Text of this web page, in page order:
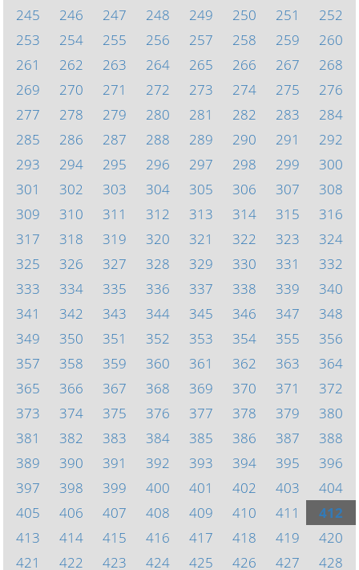
245
246 247 248 249 250 251
252
253
254 255 256 257 258 259
260
261
262 263 264 265 266 267
268
269
270 271 272 273 274 275
276
277
278 279 280 281 282 283
284
285
286 287 288 289 290 291
292
293
294 295 296 297 298 299
300
301
302 303 304 305 306 307
308
309
310 311 312 313 314 315
316
317
318 319 320 321 322 323
324
325
326 327 328 329 330 331
332
333
334 335 336 337 338 339
340
341
342 343 344 345 346 347
348
349
350 351 352 353 354 355
356
357
358 359 360 361 362 363
364
365
366 367 368 369 370 371
372
373
374 375 376 377 378 379
380
381
382 383 384 385 386 387
388
389
390 391 392 393 394 395
396
397
398 399 400 401 402 403
404
405
406 407 408 409 410 411
412
413
414 415 416 417 418 419
420
421
422 423 424 425 426 427 428